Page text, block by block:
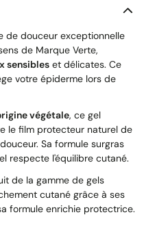
de douceur exceptionnelle
de Marque Verte,
sensibles et délicates. Ce
votre épiderme lors de
végétale, ce gel
le film protecteur naturel de
Sa formule surgras
respecte l'équilibre cutané.
de la gamme de gels
cutané grâce à ses
formule enrichie protectrice.